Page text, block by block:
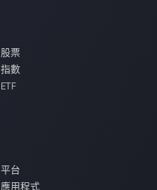
股票
指數
ETF
平台
應用程式